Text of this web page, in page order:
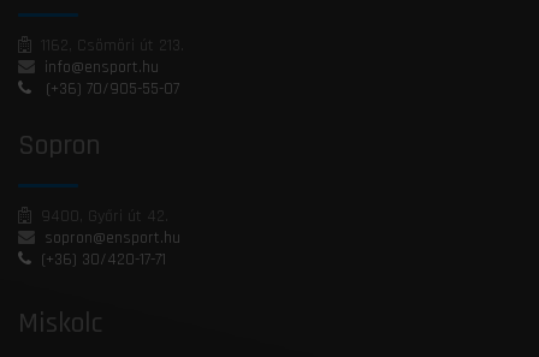
1162, Csömöri út 213.
info@ensport.hu
(+36) 70/905-55-07
Sopron
9400, Győri út 42.
sopron@ensport.hu
(+36) 30/420-17-71
Miskolc